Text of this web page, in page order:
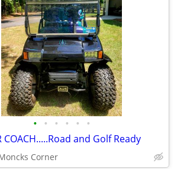
• • • • • •
COACH.....Road and Golf Ready
Corner